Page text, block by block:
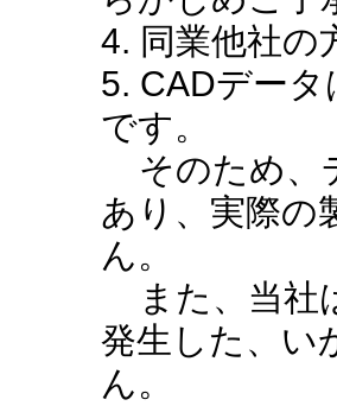
4. 同業他社の
5. CADデー
です。
そのため、
あり、実際の
ん。
また、当社
発生した、い
ん。